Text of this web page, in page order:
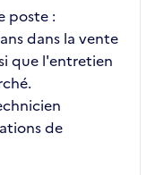
poste :
dans la vente
que l'entretien
de